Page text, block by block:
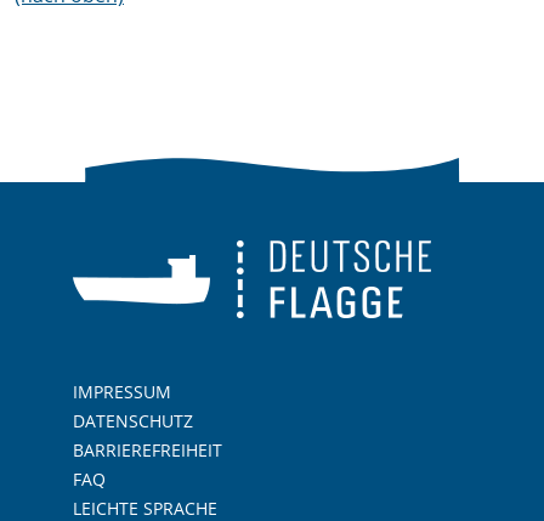
IMPRESSUM
DATENSCHUTZ
BARRIEREFREIHEIT
FAQ
LEICHTE SPRACHE